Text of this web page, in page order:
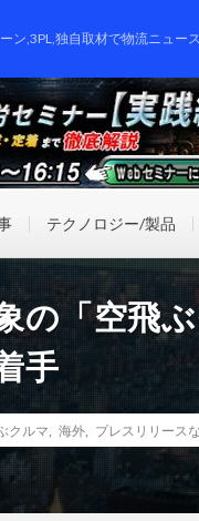
ン,3PL,独自取材で物流ニュー
テクノロジー/製品
の「空飛
手
クルマ 海外 プレスリリース